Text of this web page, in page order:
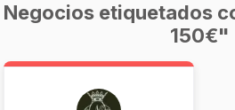
Negocios etiquetados
150€"